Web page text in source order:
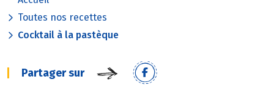
Toutes nos recettes
Cocktail à la pastèque
Partager sur